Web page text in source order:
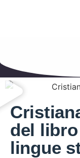
del
lingue